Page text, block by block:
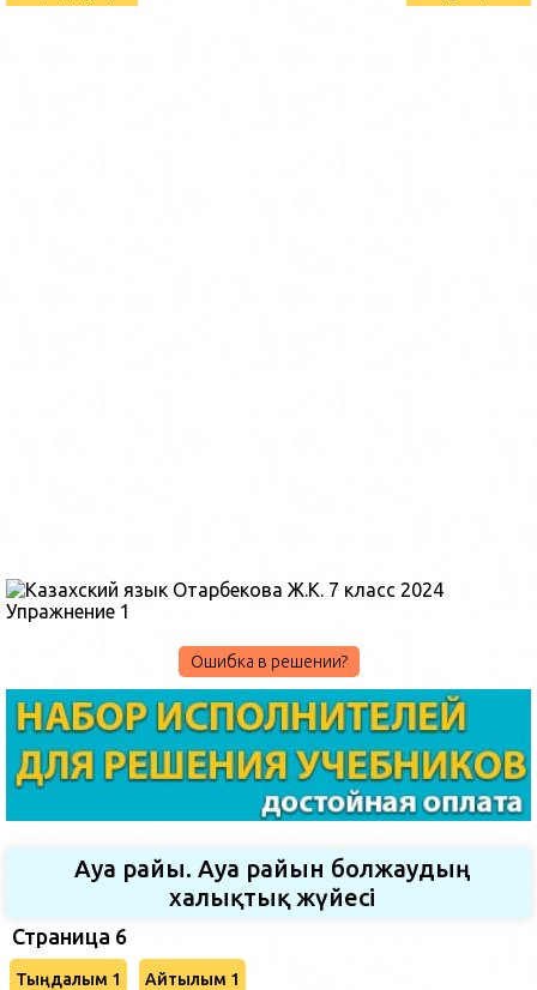
Ошибка в решении?
Ауа райы. Ауа райын болжаудың
халықтық жүйесі
Страница 6
Тыңдалым 1 Айтылым 1